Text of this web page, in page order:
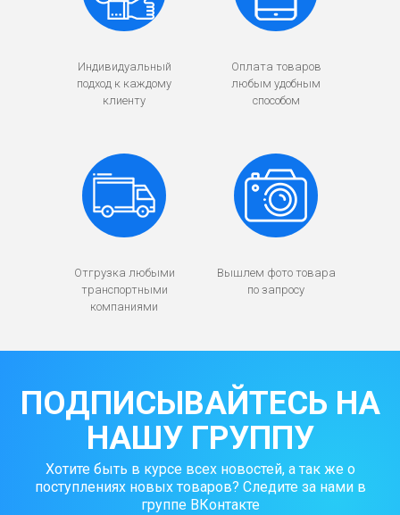
Индивидуальный
подход к каждому
клиенту
Оплата товаров
любым удобным
способом
Отгрузка любыми
транспортными
компаниями
Вышлем фото товара
по запросу
ПОДПИСЫВАЙТЕСЬ НА
НАШУ ГРУППУ
Хотите быть в курсе всех новостей, а так же о
поступлениях новых товаров? Следите за нами в
группе ВКонтакте